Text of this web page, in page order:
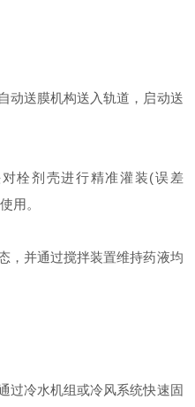
送膜机构送入轨道，启动送
剂壳进行精准灌装(误差
用‌。
并通过搅拌装置维持药液均
冷水机组或冷风系统快速固